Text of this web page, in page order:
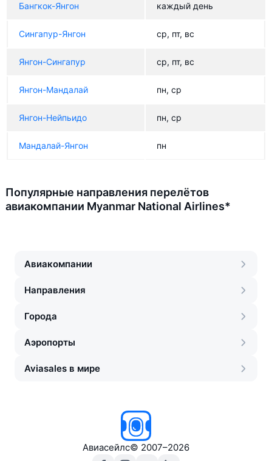
Бангкок-Янгон каждый день
Сингапур-Янгон ср, пт, вс
Янгон-Сингапур ср, пт, вс
Янгон-Мандалай пн, ср
Янгон-Нейпьидо пн, ср
Мандалай-Янгон пн
Популярные направления перелётов
авиакомпании Myanmar National Airlines*
Авиакомпании
Направления
Города
Аэропорты
Aviasales в мире
Авиасейлс© 2007–2026